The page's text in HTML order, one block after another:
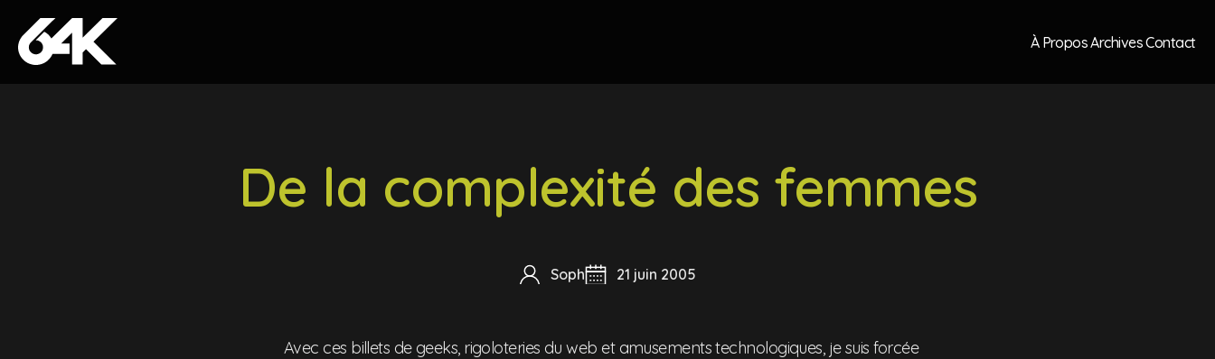
Skip to content
À ProposArchivesContact
De la complexité des femmes
Soph 21 juin 2005
Avec ces billets de geeks, rigoloteries du web et amusements technologiques, je suis forcée